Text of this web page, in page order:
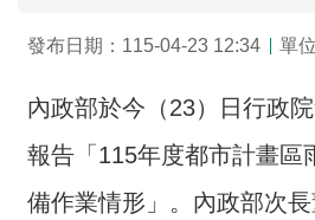
本
部
發布日期：115-04-23 12:34 單
內政部於今（23）日行政
報告「115年度都市計畫區
備作業情形」。內政部次